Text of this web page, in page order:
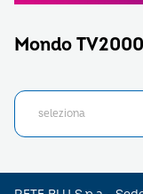
Mondo TV2000